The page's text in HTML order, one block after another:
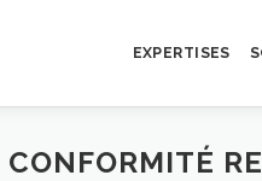
EXPERTISES
CONFORMITÉ